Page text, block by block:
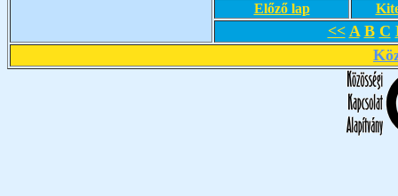
Előző lap
<< A B C